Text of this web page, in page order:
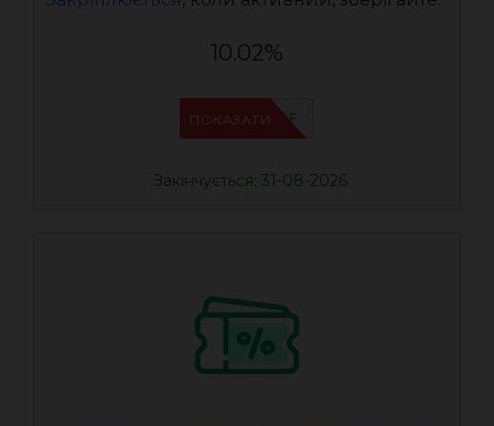
10.02%
IFPVSDOF
ПОКАЗАТИ
Закінчується: 31-08-2026